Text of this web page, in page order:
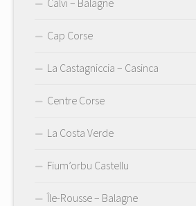
Calvi – Balagne
Cap Corse
La Castagniccia – Casinca
Centre Corse
La Costa Verde
Fium’orbu Castellu
Île-Rousse – Balagne